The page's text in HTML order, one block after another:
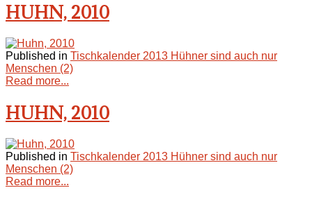
HUHN, 2010
Published in Tischkalender 2013 Hühner sind auch nur
Menschen (2)
Read more...
HUHN, 2010
Published in Tischkalender 2013 Hühner sind auch nur
Menschen (2)
Read more...